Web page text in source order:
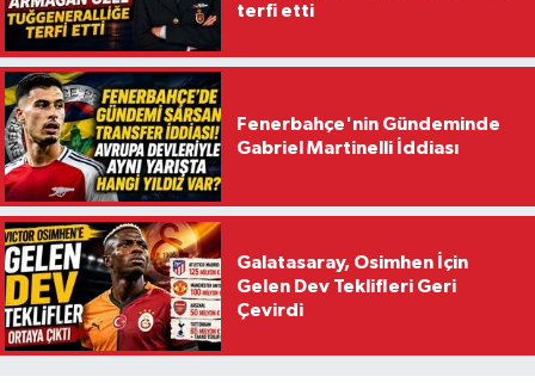
terfi etti
Fenerbahçe'nin Gündeminde
Gabriel Martinelli İddiası
Galatasaray, Osimhen İçin
Gelen Dev Teklifleri Geri
Çevirdi